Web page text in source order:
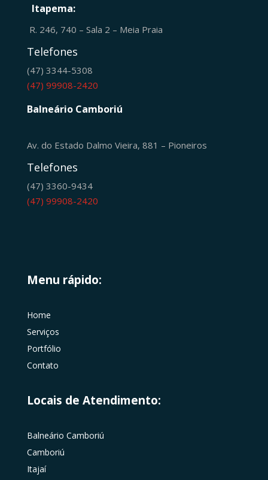
Itapema:
R. 246, 740 – Sala 2 – Meia Praia
Telefones
(47) 3344-5308
(47) 99908-2420
Balneário Camboriú
Av. do Estado Dalmo Vieira, 881 – Pioneiros
Telefones
(47) 3360-9434
(47) 99908-2420
Menu rápido:
Home
Serviços
Portfólio
Contato
Locais de Atendimento:
Balneário Camboriú
Camboriú
Itajaí